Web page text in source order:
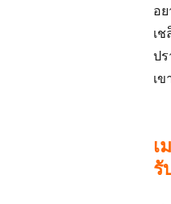
อ
เ
ป
เ
เ
รั